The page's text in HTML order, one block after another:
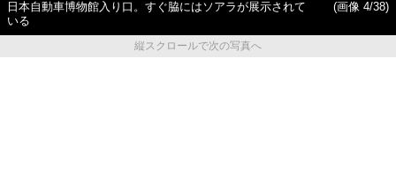
日本自動車博物館入り口。すぐ脇にはソアラが展示されて
いる
(画像 4/38)
縦スクロールで次の写真へ